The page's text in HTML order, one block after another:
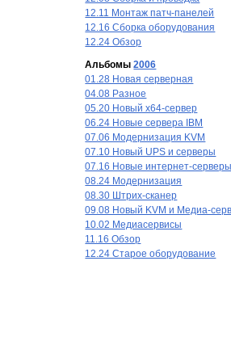
12.11 Монтаж патч-панелей
12.16 Сборка оборудования
12.24 Обзор
Альбомы2006
01.28 Новая серверная
04.08 Разное
05.20 Новый х64-сервер
06.24 Новые сервера IBM
07.06 Модернизация KVM
07.10 Новый UPS и серверы
07.16 Новые интернет-серверы
08.24 Модернизация
08.30 Штрих-сканер
09.08 Новый KVM и Медиа-
10.02 Медиасервисы
11.16 Обзор
12.24 Старое оборудование